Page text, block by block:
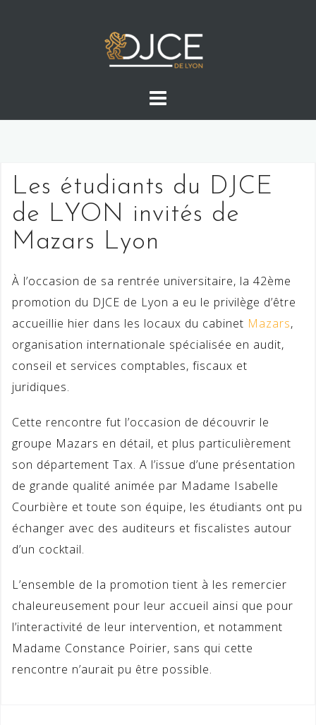
Les étudiants du DJCE
de LYON invités de
Mazars Lyon
À l’occasion de sa rentrée universitaire, la 42ème
promotion du DJCE de Lyon a eu le privilège d’être
accueillie hier dans les locaux du cabinet Mazars,
organisation internationale spécialisée en audit,
conseil et services comptables, fiscaux et
juridiques.
Cette rencontre fut l’occasion de découvrir le
groupe Mazars en détail, et plus particulièrement
son département Tax. A l’issue d’une présentation
de grande qualité animée par Madame Isabelle
Courbière et toute son équipe, les étudiants ont pu
échanger avec des auditeurs et fiscalistes autour
d’un cocktail.
L’ensemble de la promotion tient à les remercier
chaleureusement pour leur accueil ainsi que pour
l’interactivité de leur intervention, et notamment
Madame Constance Poirier, sans qui cette
rencontre n’aurait pu être possible.